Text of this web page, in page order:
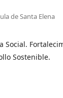
de Santa Elena
Social.
Sostenible.